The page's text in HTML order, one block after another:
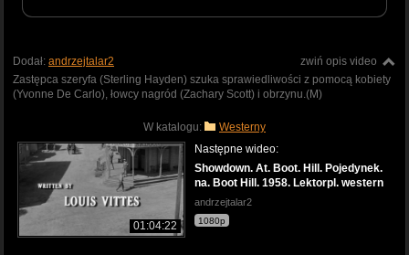
zwiń opis video
Dodał: andrzejtalar2
Zastępca szeryfa (Sterling Hayden) szuka sprawiedliwości z pomocą kobiety
(Yvonne De Carlo), łowcy nagród (Zachary Scott) i obrzynu.(M)
W katalogu: Westerny
01:04:22
Następne wideo:
Showdown. At. Boot. Hill. Pojedynek.
na. Boot Hill. 1958. Lektorpl. western
andrzejtalar2
1080p